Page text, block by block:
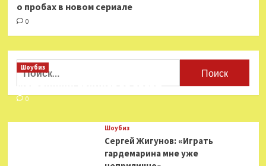
о пробах в новом сериале
0
Найти:
Шоубиз
Мошенники взялись за звезд
0
Шоубиз
Сергей Жигунов: «Играть
гардемарина мне уже